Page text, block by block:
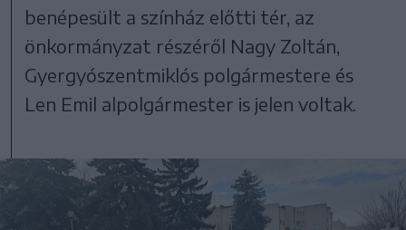
benépesült a színház előtti tér, az
önkormányzat részéről Nagy Zoltán,
Gyergyószentmiklós polgármestere és
Len Emil alpolgármester is jelen voltak.